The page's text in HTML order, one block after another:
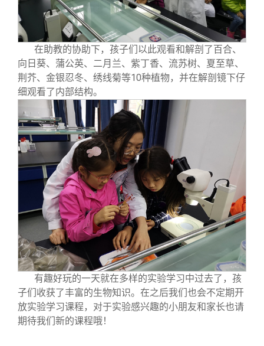
在助教的协助下，孩子们以此观看和解剖了百合、
向日葵、蒲公英、二月兰、紫丁香、流苏树、夏至草、
荆芥、金银忍冬、绣线菊等10种植物，并在解剖镜下仔
细观看了内部结构。
有趣好玩的一天就在多样的实验学习中过去了，孩
子们收获了丰富的生物知识。在之后我们也会不定期开
放实验学习课程，对于实验感兴趣的小朋友和家长也请
期待我们新的课程哦！